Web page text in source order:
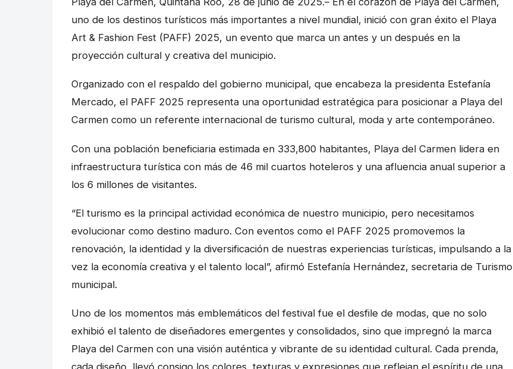
uno de los destinos turísticos más importantes a nivel mundial, inició con gran éxito el Playa
Art & Fashion Fest (PAFF) 2025, un evento que marca un antes y un después en la
proyección cultural y creativa del municipio.
Organizado con el respaldo del gobierno municipal, que encabeza la presidenta Estefanía
Mercado, el PAFF 2025 representa una oportunidad estratégica para posicionar a Playa del
Carmen como un referente internacional de turismo cultural, moda y arte contemporáneo.
Con una población beneficiaria estimada en 333,800 habitantes, Playa del Carmen lidera en
infraestructura turística con más de 46 mil cuartos hoteleros y una afluencia anual superior a
los 6 millones de visitantes.
“El turismo es la principal actividad económica de nuestro municipio, pero necesitamos
evolucionar como destino maduro. Con eventos como el PAFF 2025 promovemos la
renovación, la identidad y la diversificación de nuestras experiencias turísticas, impulsando a la
vez la economía creativa y el talento local”, afirmó Estefanía Hernández, secretaria de Turismo
municipal.
Uno de los momentos más emblemáticos del festival fue el desfile de modas, que no solo
exhibió el talento de diseñadores emergentes y consolidados, sino que impregnó la marca
Playa del Carmen con una visión auténtica y vibrante de su identidad cultural. Cada prenda,